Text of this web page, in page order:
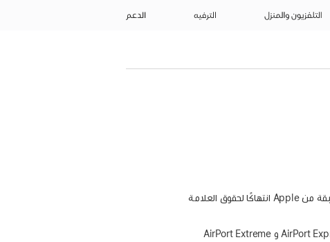
التلفزيون والمنزل الترفيه الدعم
قد يشكّل استخدام شعار Apple المطبوع "بلوحة المفاتيح" (⌥-⇧-K) لأغراض تجارية دون موافقة خطية مسبقة من Apple انتهاكًا لحقوق العلامة
تُعد Apple وشعار Apple و AirDrop و AirPlay و AirPods و AirPods Max و AirPods Pro و AirPort و AirPort Express و AirPort Extreme